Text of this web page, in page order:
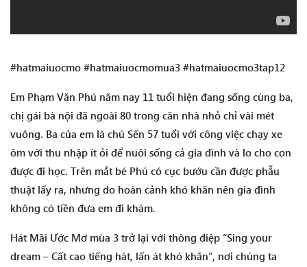
#hatmaiuocmo #hatmaiuocmomua3 #hatmaiuocmo3tap12
Em Phạm Văn Phú năm nay 11 tuổi hiện đang sống cùng ba,
chị gái bà nội đã ngoài 80 trong căn nhà nhỏ chỉ vài mét
vuông. Ba của em là chú Sến 57 tuổi với công việc chạy xe
ôm với thu nhập ít ỏi để nuôi sống cả gia đình và lo cho con
được đi học. Trên mắt bé Phú có cục bướu cần được phẫu
thuật lấy ra, nhưng do hoàn cảnh khó khăn nên gia đình
không có tiền đưa em đi khám.
Hát Mãi Ước Mơ mùa 3 trở lại với thông điệp “Sing your
dream – Cất cao tiếng hát, lấn át khó khăn”, nơi chúng ta